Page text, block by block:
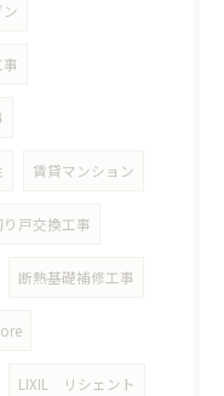
ン
賃貸マンション
り戸交換工事
断熱基礎補修工事
LIXIL リシェント